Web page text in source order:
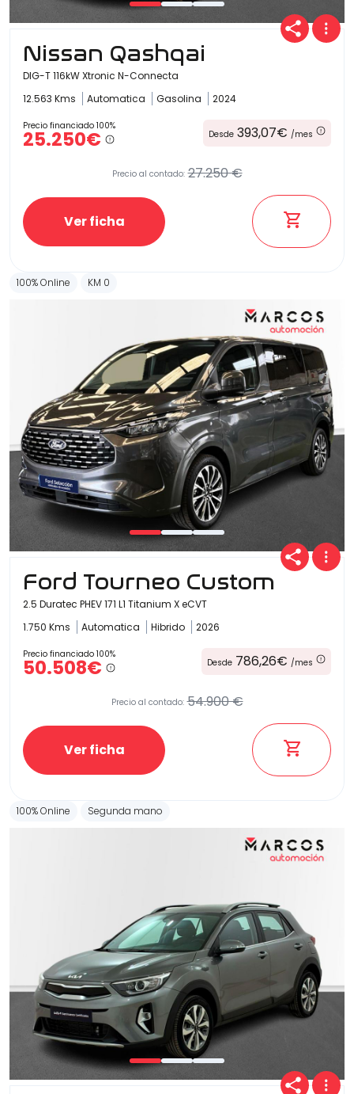
Nissan Qashqai
DIG-T 116kW Xtronic N-Connecta
12.563 Kms
Automatica Gasolina 2024
Precio financiado 100%
25.250€ Desde 393,07€ /mes
Precio al contado: 27.250 €
Ver ficha
100% Online KM 0
Ford Tourneo Custom
2.5 Duratec PHEV 171 L1 Titanium X eCVT
1.750 Kms
Automatica Hibrido 2026
Precio financiado 100%
50.508€ Desde 786,26€ /mes
Precio al contado: 54.900 €
Ver ficha
100% Online Segunda mano